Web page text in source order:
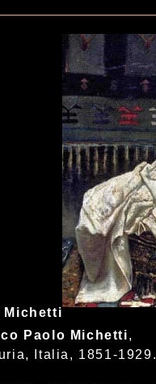
Michetti
Paolo Michetti,
Italia, 1851-1929.